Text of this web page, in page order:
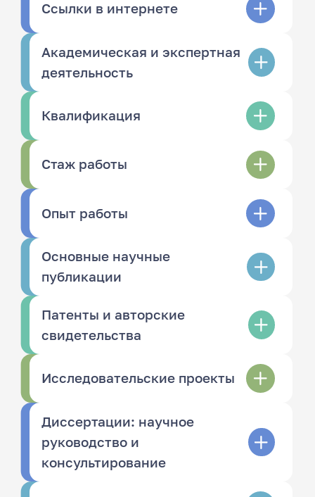
Ссылки в интернете
Академическая и экспертная
деятельность
Квалификация
Стаж работы
Опыт работы
Основные научные
публикации
Патенты и авторские
свидетельства
Исследовательские проекты
Диссертации: научное
руководство и
консультирование